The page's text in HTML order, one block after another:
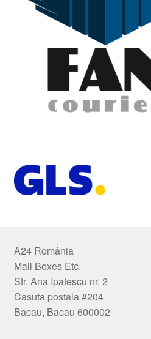
A24 România
Mail Boxes Etc.
Str. Ana Ipatescu nr. 2
Casuta postala #204
Bacau, Bacau 600002